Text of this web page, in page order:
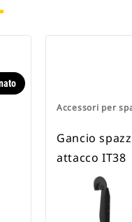
Accessori per
Gancio
attacco IT38